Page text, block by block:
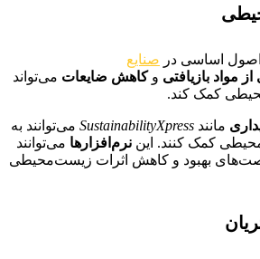
اساسی در صنایع
مواد بازیافتی وکاهش ضایعات می‌تواند
کمک کند.
مانند SustainabilityXpress می‌توانند به
محیطی کمک کنند. این نرم‌افزارها می‌توانند
بهبود و کاهش اثرات زیست‌محیطی